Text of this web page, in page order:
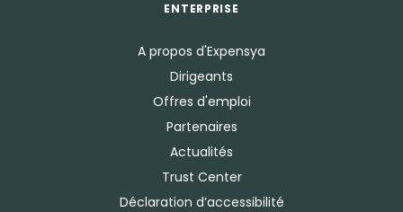
ENTERPRISE
A propos d'Expensya
Dirigeants
Offres d'emploi
Partenaires
Actualités
Trust Center
Déclaration d’accessibilité